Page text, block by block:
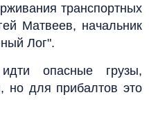
транспортных
Матвеев, начальник
Лог".
опасные грузы,
но для прибалтов это